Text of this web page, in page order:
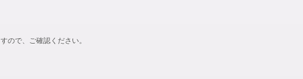
ので、ご確認ください。